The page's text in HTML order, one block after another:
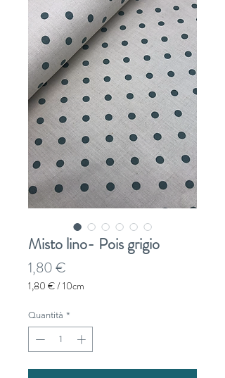
Misto lino- Pois grigio
1,80 €
1,80 €/10cm
ogni
10
Centimetri
Quantità *